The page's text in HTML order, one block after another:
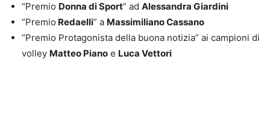
“Premio Donna di Sport” ad Alessandra Giardini
“Premio Redaelli” a Massimiliano Cassano
“Premio Protagonista della buona notizia” ai campioni di
volley Matteo Piano e Luca Vettori